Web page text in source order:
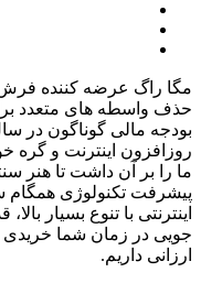
مگا راگ عرضه کننده فرش
حذف واسطه های متعدد
بودجه مالی گوناگون در
روزافزون اینترنت و گره
ما را بر آن داشت تا هنر
پیشرفت تکنولوژی همگام
اینترنتی با تنوع بسیار
جویی در زمان شما خریدی
ارزانی داریم.